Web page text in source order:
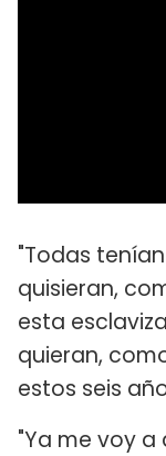
"Todas
quisieran,
esta
quieran,
estos seis
"Ya me voy